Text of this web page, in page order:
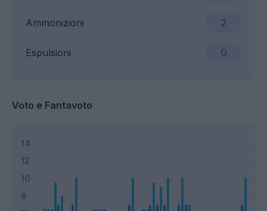
Ammonizioni 2
Espulsioni 0
Voto e Fantavoto